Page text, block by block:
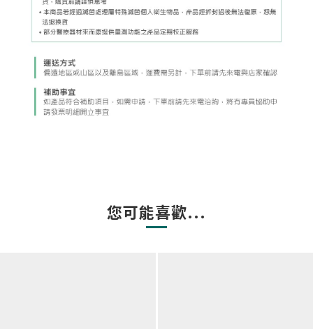
您可能喜歡...